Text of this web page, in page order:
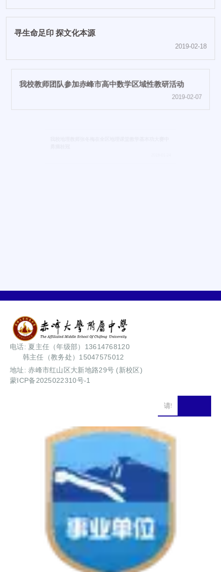
寻生命足印 探文化本源
2019-02-18
我校教师团队参加赤峰市高中数学区域性教研活动
2019-02-07
电话: 夏主任（年级部）13614768120
韩主任（教务处）15047575012
地址: 赤峰市红山区大新地路29号 (新校区)
蒙ICP备2025022310号-1